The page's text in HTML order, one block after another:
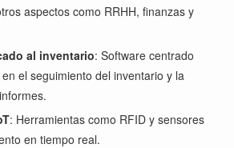
aspectos como RRHH, finanzas y
al inventario: Software centrado
el seguimiento del inventario y la
: Herramientas como RFID y sensores
en tiempo real.